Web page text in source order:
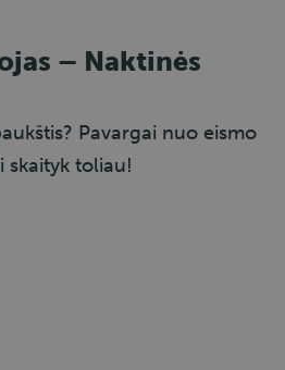
– Naktinės
Pavargai nuo eismo
skaityk toliau!